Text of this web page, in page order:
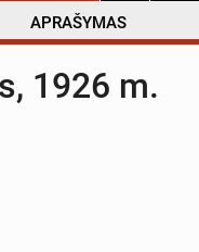
APRAŠYMAS
1926 m.